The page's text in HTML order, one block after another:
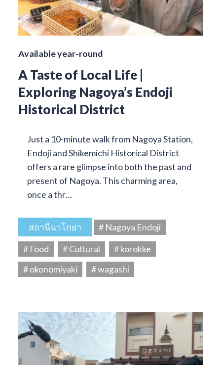
Available year-round
A Taste of Local Life |
Exploring Nagoya’s Endoji
Historical District
Just a 10-minute walk from Nagoya Station,
Endoji and Shikemichi Historical District
offers a rare glimpse into both the past and
present of Nagoya. This charming area,
once a thr…
สถานีนาโกย่า
# Nagoya Endoji
# Food
# Cultural
# korokke
# okonomiyaki
# wagashi